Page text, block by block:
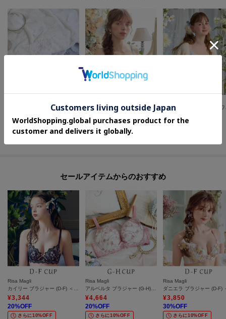
カロリーネ レースショーツ
2,156
30%OFF
さらに10%OFF
アデラ ブラジャー （D－F） ＜D Make Type＞
5,720 ¥ 9,900
セールアイテムからのおすすめ
Risa Magli
カイリー ブラジャー (D-F) ＜Side Shape（サイドシェイプ）＞
¥3,344
20%OFF
さらに10%OFF
Risa Magli
アルベルタ ブラジャー (G-H) ＜N Make Type＞
¥4,664
20%OFF
さらに10%OFF
Risa Magli
¥3,850
30%OFF
さらに10%OFF